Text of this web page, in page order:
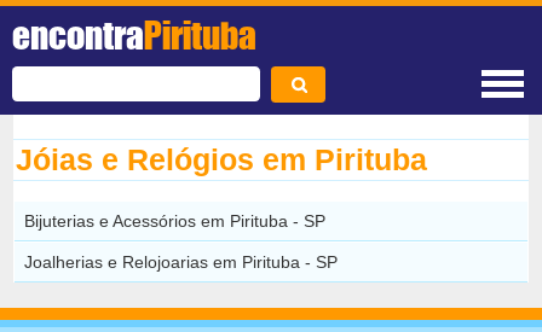
encontraPirituba
Jóias e Relógios em Pirituba
Bijuterias e Acessórios em Pirituba - SP
Joalherias e Relojoarias em Pirituba - SP